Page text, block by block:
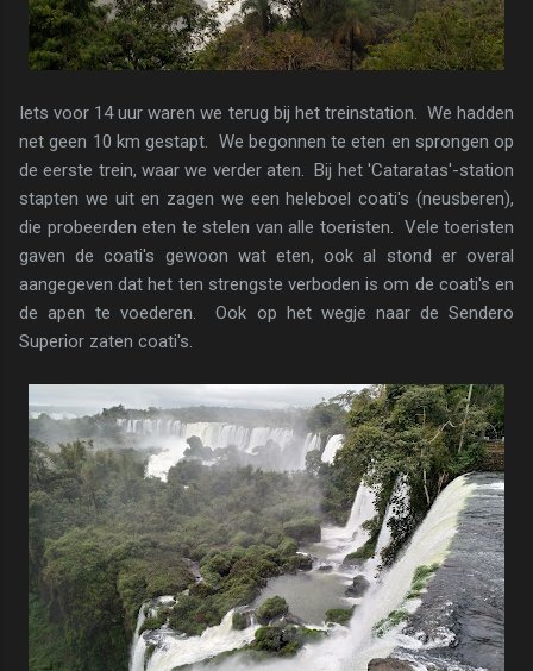
Iets voor 14 uur waren we terug bij het treinstation. We hadden
net geen 10 km gestapt. We begonnen te eten en sprongen op
de eerste trein, waar we verder aten. Bij het 'Cataratas'-station
stapten we uit en zagen we een heleboel coati's (neusberen),
die probeerden eten te stelen van alle toeristen. Vele toeristen
gaven de coati's gewoon wat eten, ook al stond er overal
aangegeven dat het ten strengste verboden is om de coati's en
de apen te voederen. Ook op het wegje naar de Sendero
Superior zaten coati's.